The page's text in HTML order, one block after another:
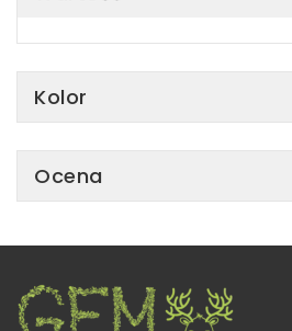
Kolor
Ocena